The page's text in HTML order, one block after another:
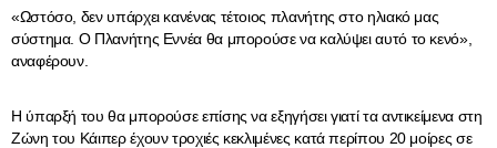
«Ωστόσο, δεν υπάρχει κανένας τέτοιος πλανήτης στο ηλιακό μας
σύστημα. Ο Πλανήτης Εννέα θα μπορούσε να καλύψει αυτό το κενό»,
αναφέρουν.
Η ύπαρξή του θα μπορούσε επίσης να εξηγήσει γιατί τα αντικείμενα στη
Ζώνη του Κάιπερ έχουν τροχιές κεκλιμένες κατά περίπου 20 μοίρες σε